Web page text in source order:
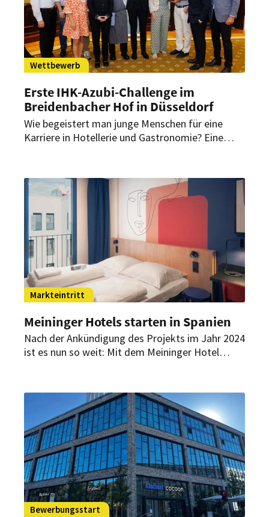
Wettbewerb
Erste IHK-Azubi-Challenge im
Breidenbacher Hof in Düsseldorf
Wie begeistert man junge Menschen für eine
Karriere in Hotellerie und Gastronomie? Eine
Breidenbacher Hofs forderten dabei Vertreter
aus Politik und Wirtschaft heraus.
Markteintritt
Meininger Hotels starten in Spanien
Nach der Ankündigung des Projekts im Jahr 2024
ist es nun so weit: Mit dem Meininger Hotel
der Iberischen Halbinsel sind bereits geplant.
Bewerbungsstart